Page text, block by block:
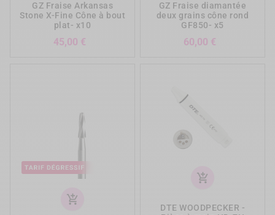
GZ Fraise Arkansas
Stone X-Fine Cône à bout
plat- x10
45,00 €
GZ Fraise diamantée
deux grains cône rond
GF850- x5
60,00 €
add_shopping_cart
add_shopping_cart
DTE WOODPECKER -